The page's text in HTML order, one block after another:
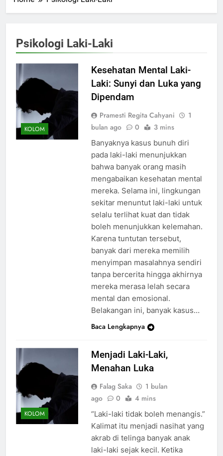
Psikologi Laki-Laki
KOLOM
Kesehatan Mental Laki-
Laki: Sunyi dan Luka yang
Dipendam
Pramesti Regita Cahyani
1
bulan ago
0 3 mins
Banyaknya kasus bunuh diri
pada laki-laki menunjukkan
bahwa banyak orang masih
mengabaikan kesehatan mental
mereka. Selama ini, lingkungan
sekitar menuntut laki-laki untuk
selalu terlihat kuat dan tidak
boleh menunjukkan kelemahan.
Karena tuntutan tersebut,
banyak dari mereka memilih
menyimpan masalahnya sendiri
tanpa bercerita hingga akhirnya
mereka merasa lelah secara
mental dan emosional.
Belakangan ini, banyak kasus…
Baca Lengkapnya
KOLOM
Menjadi Laki-Laki,
Menahan Luka
Falag Saka
1 bulan
ago
0 4 mins
“Laki-laki tidak boleh menangis.”
Kalimat itu menjadi nasihat yang
akrab di telinga banyak anak
laki-laki sejak kecil. Ketika